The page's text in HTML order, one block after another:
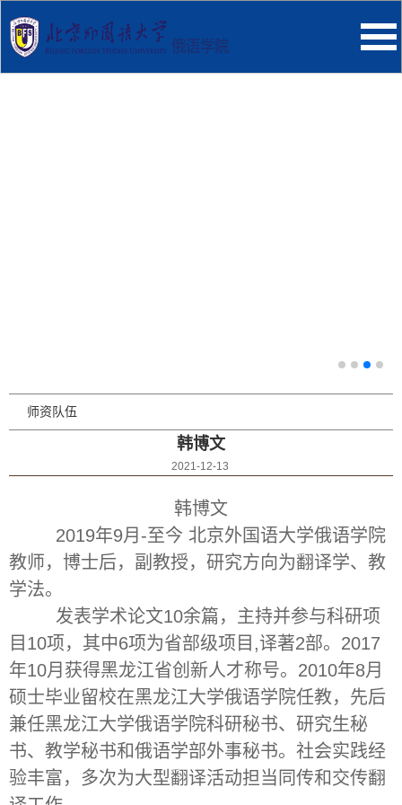
师资队伍
韩博文
2021-12-13
韩博文
2019年9月-至今 北京外国语大学俄语学院
教师，博士后，副教授，研究方向为翻译学、教
学法。
发表学术论文10余篇，主持并参与科研项
目10项，其中6项为省部级项目,译著2部。2017
年10月获得黑龙江省创新人才称号。2010年8月
硕士毕业留校在黑龙江大学俄语学院任教，先后
兼任黑龙江大学俄语学院科研秘书、研究生秘
书、教学秘书和俄语学部外事秘书。社会实践经
验丰富，多次为大型翻译活动担当同传和交传翻